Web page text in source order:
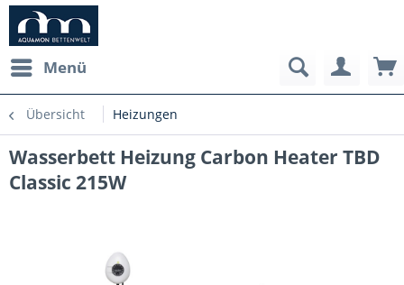
Menü
Übersicht Heizungen
Wasserbett Heizung Carbon Heater TBD
Classic 215W